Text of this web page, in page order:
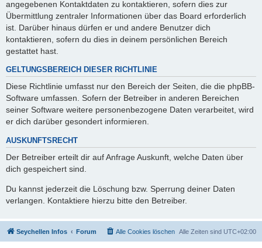
angegebenen Kontaktdaten zu kontaktieren, sofern dies zur
Übermittlung zentraler Informationen über das Board erforderlich
ist. Darüber hinaus dürfen er und andere Benutzer dich
kontaktieren, sofern du dies in deinem persönlichen Bereich
gestattet hast.
GELTUNGSBEREICH DIESER RICHTLINIE
Diese Richtlinie umfasst nur den Bereich der Seiten, die die phpBB-
Software umfassen. Sofern der Betreiber in anderen Bereichen
seiner Software weitere personenbezogene Daten verarbeitet, wird
er dich darüber gesondert informieren.
AUSKUNFTSRECHT
Der Betreiber erteilt dir auf Anfrage Auskunft, welche Daten über
dich gespeichert sind.
Du kannst jederzeit die Löschung bzw. Sperrung deiner Daten
verlangen. Kontaktiere hierzu bitte den Betreiber.
Seychellen Infos Forum Alle Zeiten sind UTC+02:00
Alle Cookies löschen